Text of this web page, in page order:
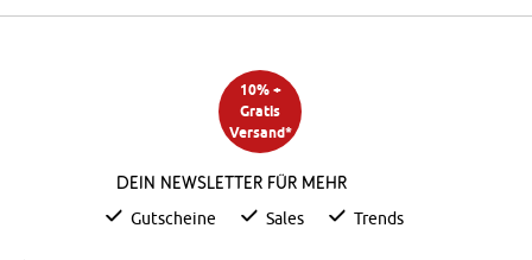
10% +
Gratis
Versand*
Dein Newsletter für mehr
Gutscheine Sales Trends